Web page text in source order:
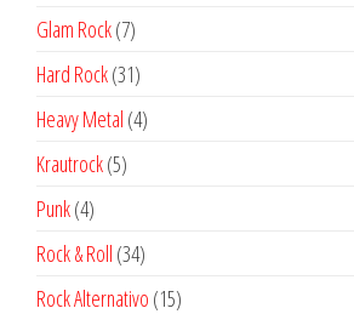
productos
Glam Rock 77
productos
Hard Rock 3131
productos
Heavy Metal 44
Krautrock 55
Punk 44
productos
Rock & Roll 3434
productos
Rock Alternativo 1515